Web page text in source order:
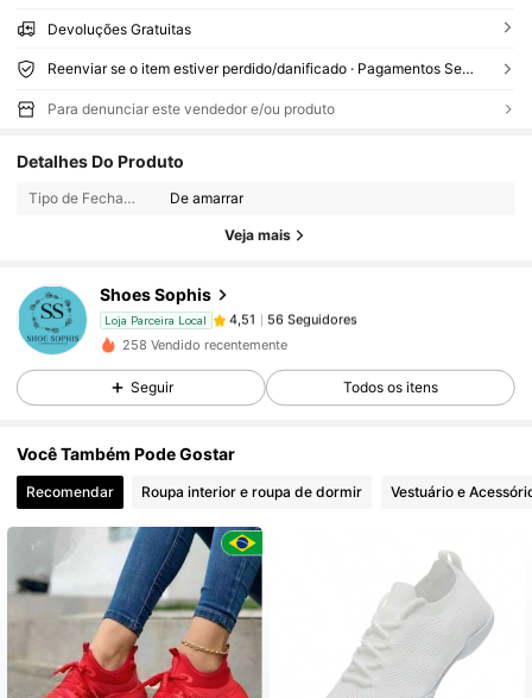
Devoluções Gratuitas
Reenviar se o item estiver perdido/danificado · Pagamentos Seguros · Proteção de privacidade
Para denunciar este vendedor e/ou produto
Detalhes Do Produto
Tipo de Fechamento: De amarrar
Veja mais
Shoes Sophis
Loja Parceira Local
4,51
4,51 56 Seguidores
4,51 56 Seguidores
4,51 56 Seguidores
4,51
258 Vendido recentemente
Seguir Todos os itens
Você Também Pode Gostar
Recomendar Roupa interior e roupa de dormir Vestuário e